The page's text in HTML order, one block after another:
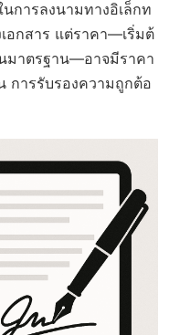
การลงนามทางอิเล็กท
อกสาร แต่ราคา—เริ่มต้
มาตรฐาน—อาจมีราคา
การรับรองความถูกต้อ